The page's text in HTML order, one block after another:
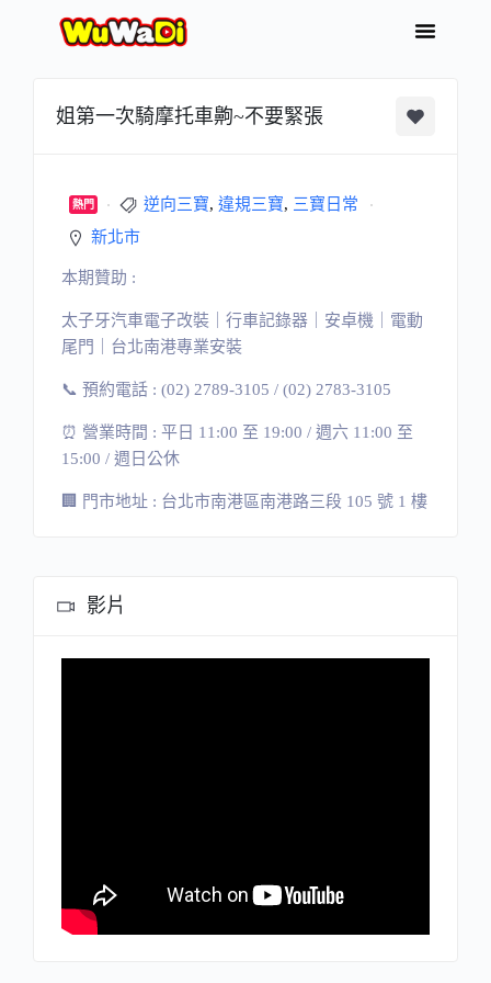
姐第一次騎摩托車齁~不要緊張
熱門 逆向三寶, 違規三寶, 三寶日常
新北市
本期贊助 :
太子牙汽車電子改裝｜行車記錄器｜安卓機｜電動
尾門｜台北南港專業安裝
📞 預約電話 : (02) 2789-3105 / (02) 2783-3105
⏰ 營業時間 : 平日 11:00 至 19:00 / 週六 11:00 至
15:00 / 週日公休
🏢 門市地址 : 台北市南港區南港路三段 105 號 1 樓
影片